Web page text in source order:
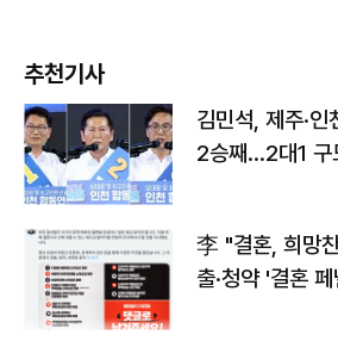
추천기사
김민석, 제주·
2승째…2대1 구
李 "결혼, 희망
출·청약 '결혼